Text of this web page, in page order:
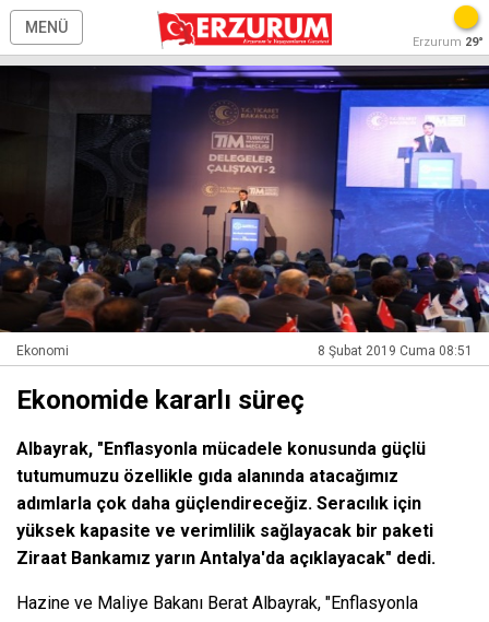
MENÜ
Erzurum 29°
Ekonomi 8 Şubat 2019 Cuma 08:51
Ekonomide kararlı süreç
Albayrak, "Enflasyonla mücadele konusunda güçlü
tutumumuzu özellikle gıda alanında atacağımız
adımlarla çok daha güçlendireceğiz. Seracılık için
yüksek kapasite ve verimlilik sağlayacak bir paketi
Ziraat Bankamız yarın Antalya'da açıklayacak" dedi.
Hazine ve Maliye Bakanı Berat Albayrak, "Enflasyonla